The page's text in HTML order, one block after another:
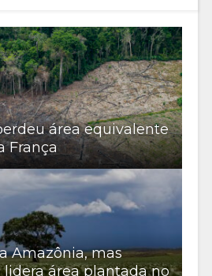
área equivalente
França
Amazônia, mas
lidera área plantada no